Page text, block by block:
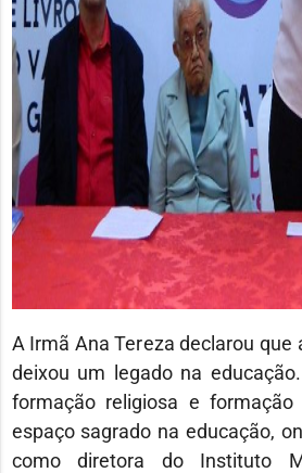
A Irmã Ana Tereza declarou que
deixou um legado na
formação religiosa e
espaço sagrado na educação,
como diretora do Instituto